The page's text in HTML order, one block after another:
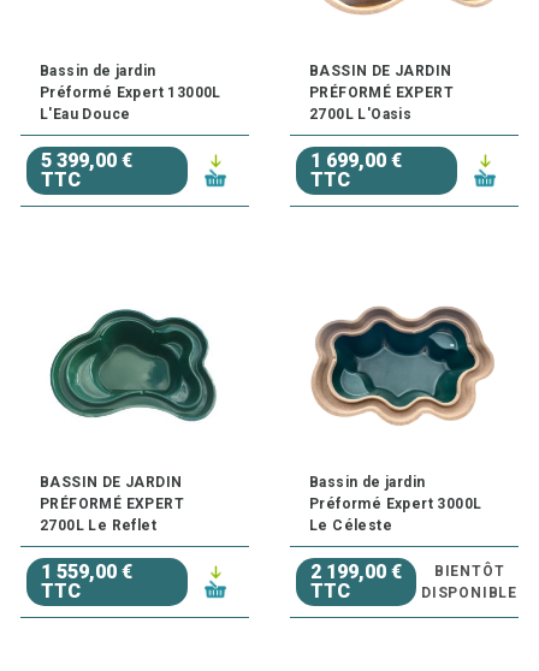
Bassin de jardin
Préformé Expert 13000L
L'Eau Douce
5 399,00 €
TTC
BASSIN DE JARDIN
PRÉFORMÉ EXPERT
2700L L'Oasis
1 699,00 €
TTC
BASSIN DE JARDIN
PRÉFORMÉ EXPERT
2700L Le Reflet
1 559,00 €
TTC
Bassin de jardin
Préformé Expert 3000L
Le Céleste
2 199,00 €
TTC
BIENTÔT
DISPONIBLE